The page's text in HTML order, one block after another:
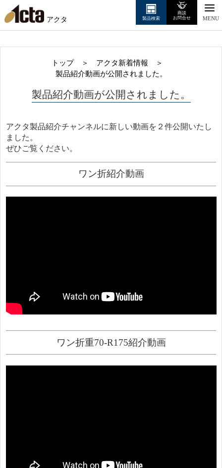
アクタ MENU
製品検索
商談
お問合せ
トップ＞ アクタ新着情報 ＞
製品紹介動画が公開されました。
製品紹介動画が公開されました。
アクタ製品紹介チャンネルに新しい動画を２件公開いたし
ました。
ぜひご覧ください。
ワン折紹介動画
ワン折重70-R175紹介動画